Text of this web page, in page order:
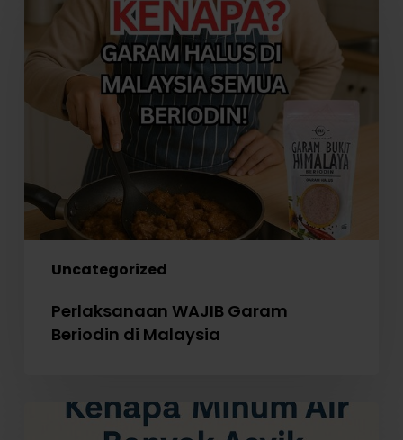
Uncategorized
Beriodin
Malaysia
Perlaksanaan WAJIB Garam
Beriodin di Malaysia
Kenapa